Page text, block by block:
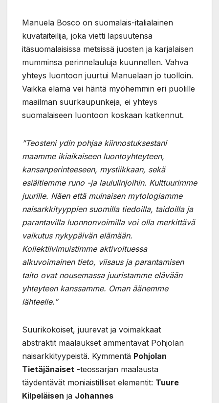
Manuela Bosco on suomalais-italialainen
kuvataiteilija, joka vietti lapsuutensa
itäsuomalaisissa metsissä juosten ja karjalaisen
mumminsa perinnelauluja kuunnellen. Vahva
yhteys luontoon juurtui Manuelaan jo tuolloin.
Vaikka elämä vei häntä myöhemmin eri puolille
maailman suurkaupunkeja, ei yhteys
suomalaiseen luontoon koskaan katkennut.
”Teosteni ydin pohjaa kiinnostuksestani
maamme ikiaikaiseen luontoyhteyteen,
kansanperinteeseen, mystiikkaan, sekä
esiäitiemme runo -ja laululinjoihin. Kulttuurimme
juurille. Näen että muinaisen mytologiamme
naisarkkityyppien suomilla tiedoilla, taidoilla ja
parantavilla luonnonvoimilla voi olla merkittävä
vaikutus nykypäivän elämään.
Kollektiivimuistimme aktivoituessa
alkuvoimainen tieto, viisaus ja parantamisen
taito ovat nousemassa juuristamme elävään
yhteyteen kanssamme. Oman äänemme
lähteelle.”
Suurikokoiset, juurevat ja voimakkaat
abstraktit maalaukset ammentavat Pohjolan
naisarkkityypeistä. Kymmentä Pohjolan
Tietäjänaiset -teossarjan maalausta
täydentävät moniaistilliset elementit: Tuure
Kilpeläisen ja Johannes